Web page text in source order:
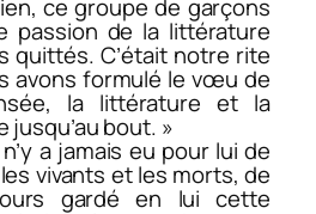
ce groupe de garçons
passion de la littérature
quittés. C’était notre rite
avons formulé le vœu de
la littérature et la
jusqu’au bout. »
a jamais eu pour lui de
vivants et les morts, de
gardé en lui cette